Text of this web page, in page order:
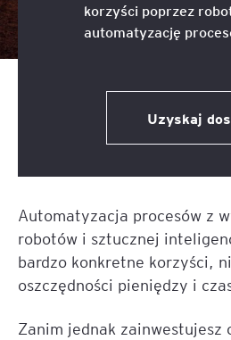
korzyści poprzez
automatyzację
Automatyzacja procesów z
robotów i sztucznej
bardzo konkretne korzyści,
oszczędności pieniędzy i
Zanim jednak zainwestujesz
Uzyskaj